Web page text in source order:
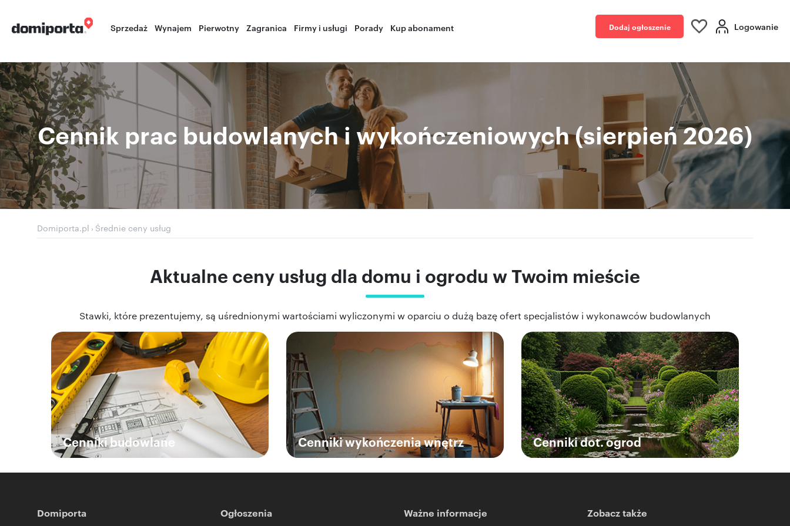
Sprzedaż Wynajem Pierwotny Zagranica Firmy i usługi Porady Kup abonament Dodaj ogłoszenie Logowanie
Cennik prac budowlanych i wykończeniowych (sierpień 2026)
Domiporta.pl › Średnie ceny usług
Aktualne ceny usług dla domu i ogrodu w Twoim mieście
Stawki, które prezentujemy, są uśrednionymi wartościami wyliczonymi w oparciu o dużą bazę ofert specjalistów i wykonawców budowlanych
Cenniki budowlane Cenniki wykończenia wnętrz Cenniki dot. ogrod
Domiporta Ogłoszenia Ważne informacje Zobacz także